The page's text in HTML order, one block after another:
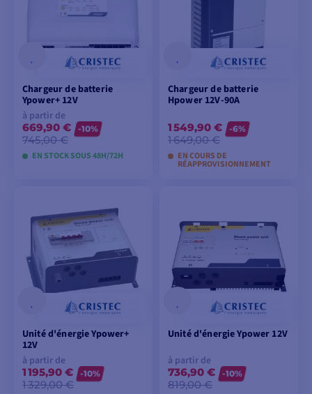
Chargeur de batterie
Ypower+ 12V
à partir de
669,90 €
745,00 €
-10%
EN STOCK SOUS 48H/72H
VOIR LES MODÈLES
Chargeur de batterie
Hpower 12V-90A
1 549,90 €
1 649,00 €
-6%
EN COURS DE
RÉAPPROVISIONNEMENT
PANIER
Unité d'énergie Ypower+
12V
à partir de
1 195,90 €
1 329,00 €
-10%
Unité d'énergie Ypower 12V
à partir de
736,90 €
819,00 €
-10%